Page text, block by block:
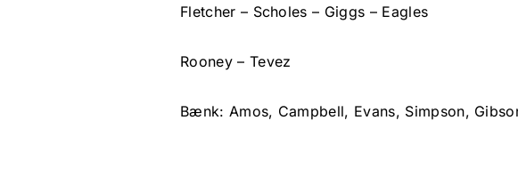
Fletcher – Scholes – Giggs – Eagles
Rooney – Tevez
Bænk: Amos, Campbell, Evans, Simpson,